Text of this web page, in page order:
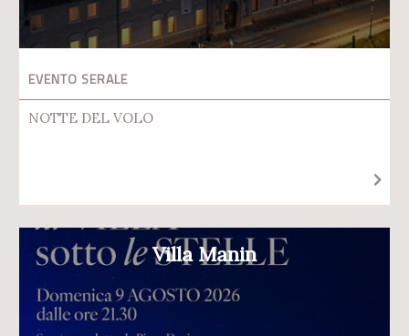
EVENTO SERALE
NOTTE DEL VOLO
Villa Manin